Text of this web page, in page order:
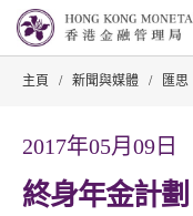
主頁 / 新聞與媒體 / 匯思
2017年05月09日
終身年金計劃